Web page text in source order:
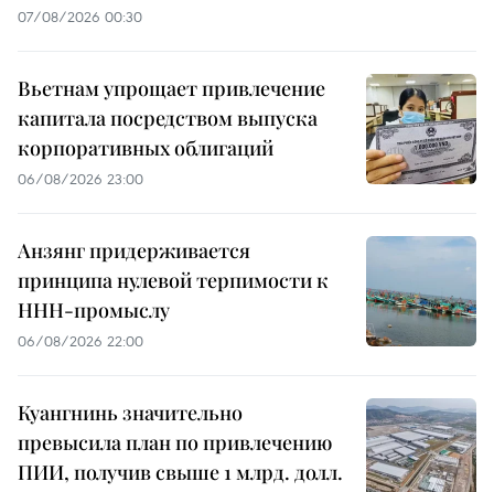
07/08/2026 00:30
Вьетнам упрощает привлечение
капитала посредством выпуска
корпоративных облигаций
06/08/2026 23:00
Анзянг придерживается
принципа нулевой терпимости к
ННН-промыслу
06/08/2026 22:00
Куангнинь значительно
превысила план по привлечению
ПИИ, получив свыше 1 млрд. долл.